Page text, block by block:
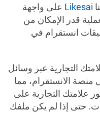
Likesai على واجهة
قدر الإمكان من
انستقرام في
التجارية عبر وسائل
منصة الانستقرام، مما
علامتك التجارية على
حتى إذا لم يكن ملفك